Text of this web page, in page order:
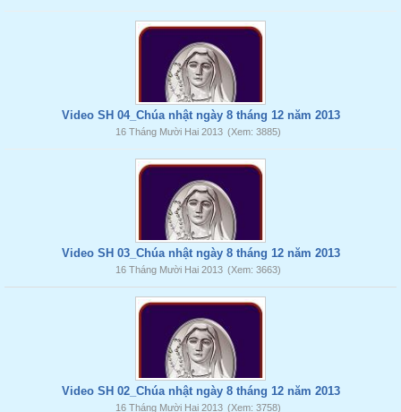
Video SH 04_Chúa nhật ngày 8 tháng 12 năm 2013
16 Tháng Mười Hai 2013 (Xem: 3885)
Video SH 03_Chúa nhật ngày 8 tháng 12 năm 2013
16 Tháng Mười Hai 2013 (Xem: 3663)
Video SH 02_Chúa nhật ngày 8 tháng 12 năm 2013
16 Tháng Mười Hai 2013 (Xem: 3758)